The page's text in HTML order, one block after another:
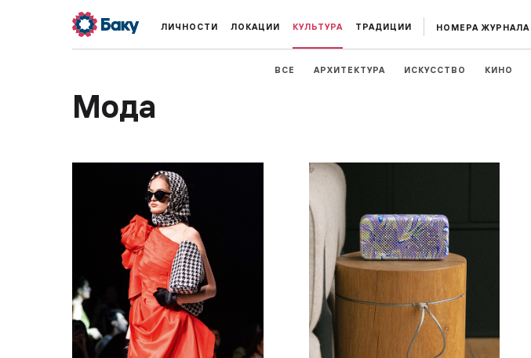
ЛИЧНОСТИ ЛОКАЦИИ КУЛЬТУРА ТРАДИЦИИ НОМЕРА ЖУРНАЛА
ВСЕ АРХИТЕКТУРА ИСКУССТВО КИНО
Мода